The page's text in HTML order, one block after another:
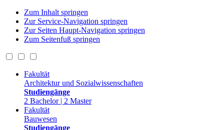
Zum Inhalt springen
Zur Service-Navigation springen
Zur Seiten Haupt-Navigation springen
Zum Seitenfuß springen
Fakultät
Architektur und Sozialwissenschaften
Studiengänge
2 Bachelor | 2 Master
Fakultät
Bauwesen
Studiengänge